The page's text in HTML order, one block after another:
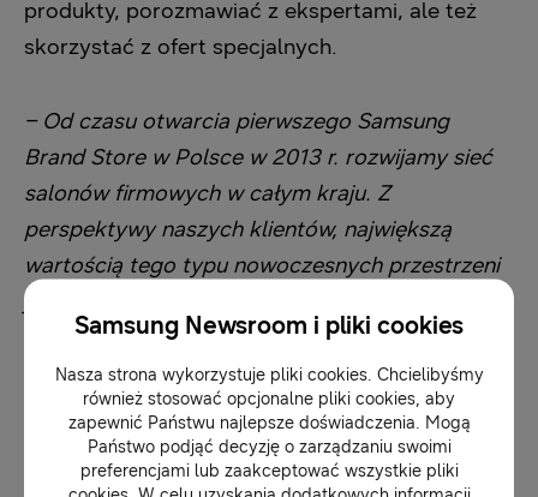
produkty, porozmawiać z ekspertami, ale też
skorzystać z ofert specjalnych.
– Od czasu otwarcia pierwszego Samsung
Brand Store w Polsce w 2013 r. rozwijamy sieć
salonów firmowych w całym kraju. Z
perspektywy naszych klientów, największą
wartością tego typu nowoczesnych przestrzeni
jest możliwość doświadczenia synergii
ekosystemu Samsung. Mam na myśli na
przykład sterowanie telewizorem QLED czy
pralką QuickDrive za pomocą smartfona–
powiedział Olaf Krynicki, rzecznik prasowy
Samsung Electronics Polska.
Samsung Newsroom i pliki cookies
Nasza strona wykorzystuje pliki cookies. Chcielibyśmy
również stosować opcjonalne pliki cookies, aby
zapewnić Państwu najlepsze doświadczenia. Mogą
Państwo podjąć decyzję o zarządzaniu swoimi
preferencjami lub zaakceptować wszystkie pliki